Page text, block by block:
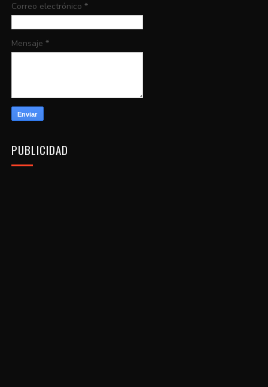
Correo electrónico *
Mensaje *
PUBLICIDAD